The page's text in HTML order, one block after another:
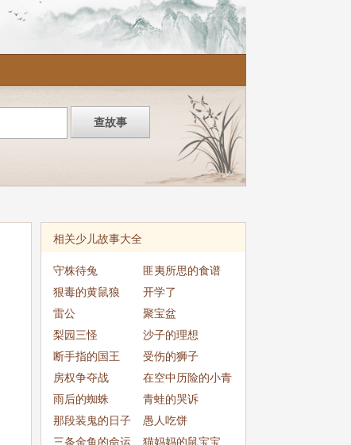
相关少儿故事大全
守株待兔
匪夷所思的食谱
狠毒的黄鼠狼
开学了
雷公
聚宝盆
梨园三怪
沙子的理想
断手指的国王
受伤的狮子
房权争夺战
在空中历险的小青
蛙
雨后的蜘蛛
青蛙的哭诉
那段装鬼的日子
愚人吃饼
三条金鱼的命运
猫妈妈的鼠宝宝